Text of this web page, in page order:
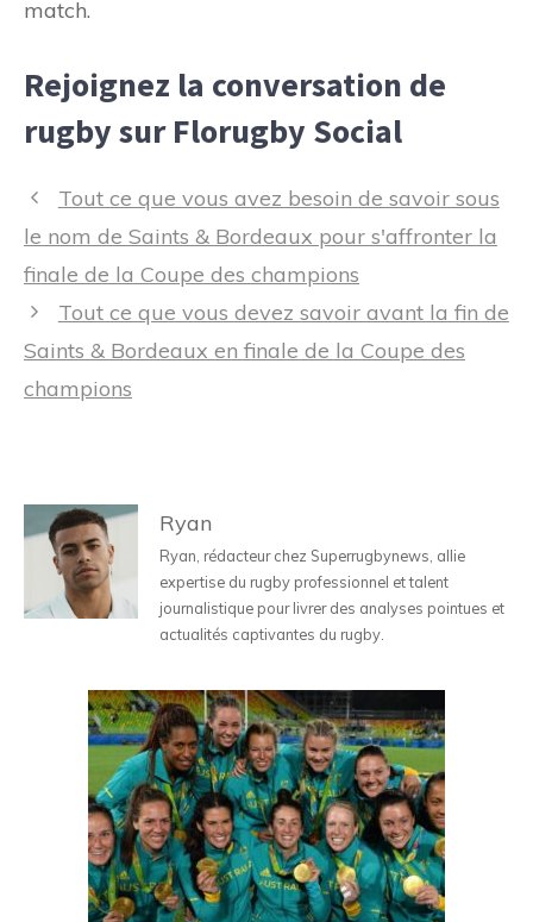
match.
Rejoignez la conversation de
rugby sur Florugby Social
Navigation
des
Tout ce que vous avez besoin de savoir sous
le nom de Saints & Bordeaux pour s'affronter la
finale de la Coupe des champions
Tout ce que vous devez savoir avant la fin de
Saints & Bordeaux en finale de la Coupe des
champions
Ryan
Ryan, rédacteur chez Superrugbynews, allie
expertise du rugby professionnel et talent
journalistique pour livrer des analyses pointues et
actualités captivantes du rugby.